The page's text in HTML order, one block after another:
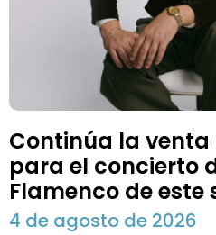
Continúa la
para el concierto
Flamenco de este
4 de agosto de 2026